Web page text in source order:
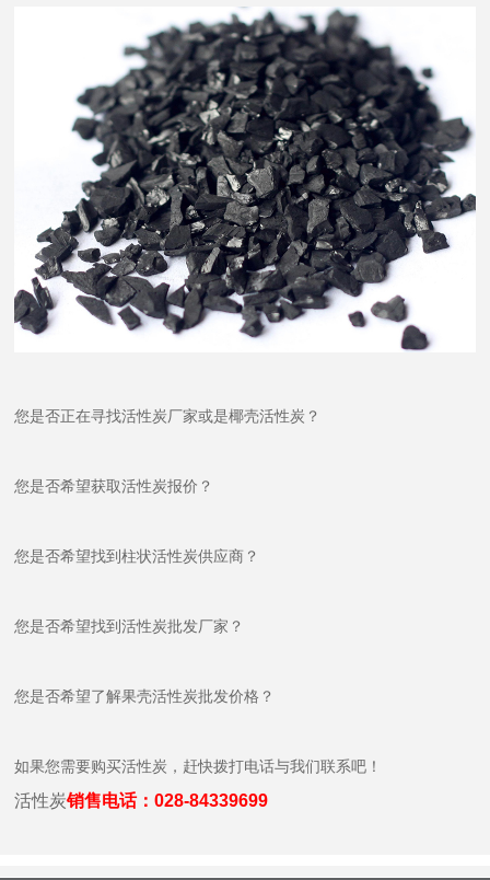
您是否正在寻找活性炭厂家或是椰壳活性炭？
您是否希望获取活性炭报价？
您是否希望找到柱状活性炭供应商？
您是否希望找到活性炭批发厂家？
您是否希望了解果壳活性炭批发价格？
如果您需要购买活性炭，赶快拨打电话与我们联系吧！
活性炭销售电话：028-84339699